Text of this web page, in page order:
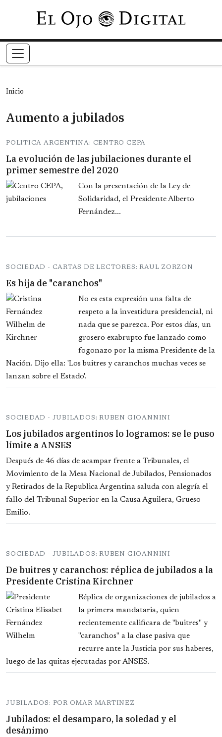
Pasar al contenido principal
Inicio
Aumento a jubilados
POLITICA ARGENTINA: CENTRO CEPA
La evolución de las jubilaciones durante el
primer semestre del 2020
Con la presentación de la Ley de
Solidaridad, el Presidente Alberto
Fernández...
SOCIEDAD - CARTAS DE LECTORES: RAUL ZORZON
Es hija de "caranchos"
No es esta expresión una falta de
respeto a la investidura presidencial, ni
nada que se parezca. Por estos días, un
grosero exabrupto fue lanzado como
fogonazo por la misma Presidente de la
Nación. Dijo ella: 'Los buitres y caranchos muchas veces se
lanzan sobre el Estado'.
SOCIEDAD - JUBILADOS: RUBEN GIOANNINI
Los jubilados argentinos lo logramos: se le puso
límite a ANSES
Después de 46 días de acampar frente a Tribunales, el
Movimiento de la Mesa Nacional de Jubilados, Pensionados
y Retirados de la Republica Argentina saluda con alegría el
fallo del Tribunal Superior en la Causa Aguilera, Grueso
Emilio.
SOCIEDAD - JUBILADOS: RUBEN GIOANNINI
De buitres y caranchos: réplica de jubilados a la
Presidente Cristina Kirchner
Réplica de organizaciones de jubilados a
la primera mandataria, quien
recientemente calificara de "buitres" y
"caranchos" a la clase pasiva que
recurre ante la Justicia por sus haberes,
luego de las quitas ejecutadas por ANSES.
JUBILADOS: POR OMAR MARTINEZ
Jubilados: el desamparo, la soledad y el
desánimo